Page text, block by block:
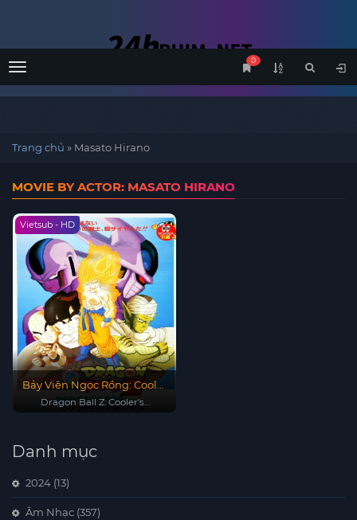
Menu
0
Trang chủ » Masato Hirano
MOVIE BY ACTOR: MASATO HIRANO
Vietsub - HD
Bảy Viên Ngọc Rồng: Cooler
Phục Hận
Dragon Ball Z: Cooler's
Danh mục
2024 (13)
Âm Nhạc (357)